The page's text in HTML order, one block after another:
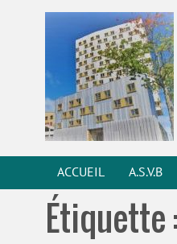
ACCUEIL A.S.V.B
Étiquette